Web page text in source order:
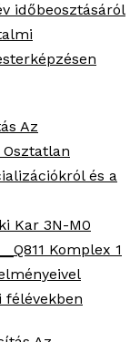
időbeosztásáról
Az
és a
Kar 3N-M0
Komplex 1
félévekben